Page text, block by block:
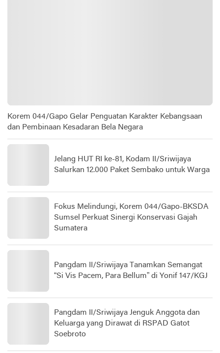
Korem 044/Gapo Gelar Penguatan Karakter Kebangsaan
dan Pembinaan Kesadaran Bela Negara
Jelang HUT RI ke-81, Kodam II/Sriwijaya
Salurkan 12.000 Paket Sembako untuk Warga
Fokus Melindungi, Korem 044/Gapo-BKSDA
Sumsel Perkuat Sinergi Konservasi Gajah
Sumatera
Pangdam II/Sriwijaya Tanamkan Semangat
“Si Vis Pacem, Para Bellum” di Yonif 147/KGJ
Pangdam II/Sriwijaya Jenguk Anggota dan
Keluarga yang Dirawat di RSPAD Gatot
Soebroto​